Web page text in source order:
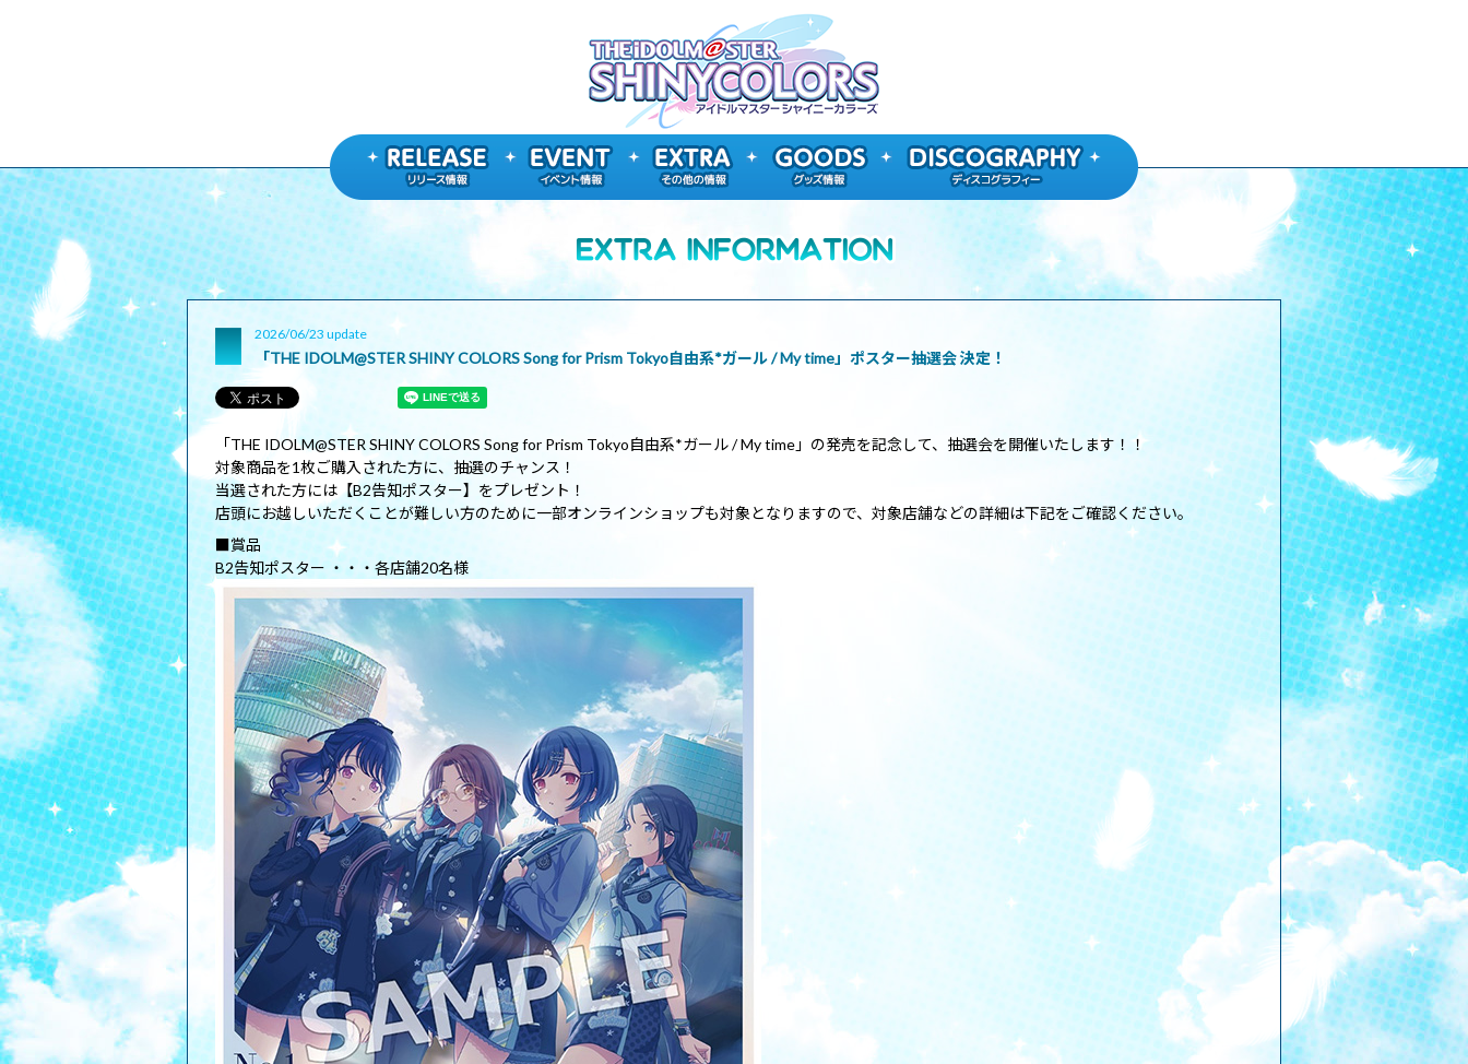
2026/06/23 update
「THE IDOLM@STER SHINY COLORS Song for Prism Tokyo自由系*ガール / My time」ポスター抽選会 決定！
「THE IDOLM@STER SHINY COLORS Song for Prism Tokyo自由系*ガール / My time」の発売を記念して、抽選会を開催いたします！！
対象商品を1枚ご購入された方に、抽選のチャンス！
当選された方には【B2告知ポスター】をプレゼント！
店頭にお越しいただくことが難しい方のために一部オンラインショップも対象となりますので、対象店舗などの詳細は下記をご確認ください。
■賞品
B2告知ポスター ・・・各店舗20名様